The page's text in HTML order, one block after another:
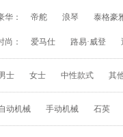
华： 帝舵 浪琴 泰格豪
尚： 爱马仕 路易·威登
士 女士 中性款式 其
动机械 手动机械 石英